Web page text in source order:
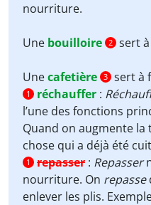
nourriture.
Une bouilloire 2 sert
Unecafetière 3 sert à
1 réchauffer :
l’une des fonctions
Quand on augmente
chose qui a déjà été
1 repasser : Repasser
nourriture. On repasse
enlever les plis.